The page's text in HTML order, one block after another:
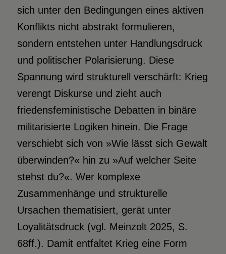
sich unter den Bedingungen eines aktiven
Konflikts nicht abstrakt formulieren,
sondern entstehen unter Handlungsdruck
und politischer Polarisierung. Diese
Spannung wird strukturell verschärft: Krieg
verengt Diskurse und zieht auch
friedensfeministische Debatten in binäre
militarisierte Logiken hinein. Die Frage
verschiebt sich von »Wie lässt sich Gewalt
überwinden?« hin zu »Auf welcher Seite
stehst du?«. Wer komplexe
Zusammenhänge und strukturelle
Ursachen thematisiert, gerät unter
Loyalitätsdruck (vgl. Meinzolt 2025, S.
68ff.). Damit entfaltet Krieg eine Form